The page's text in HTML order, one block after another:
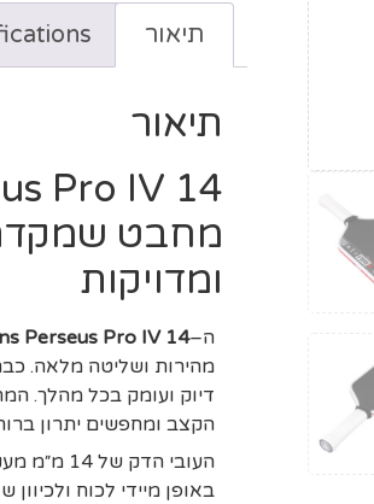
תיאור
תיאור
מחבט שמקדם
ומדויקות
ה–Perseus Pro IV 14
מהירות ושליטה מלאה.
דיוק ועומק בכל מהלך.
הקצב ומחפשים יתרון ברור
העובי
באופן מיידי לכוח